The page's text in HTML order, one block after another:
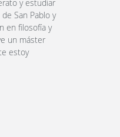
y estudiar
San Pablo y
en filosofía y
un máster
estoy